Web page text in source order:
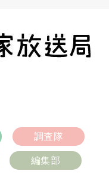
調査隊
編集部